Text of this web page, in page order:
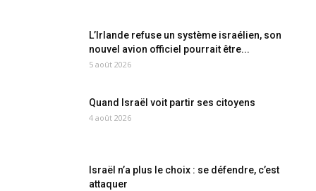
L’Irlande refuse un système israélien, son
nouvel avion officiel pourrait être...
5 août 2026
Quand Israël voit partir ses citoyens
4 août 2026
Israël n’a plus le choix : se défendre, c’est
attaquer